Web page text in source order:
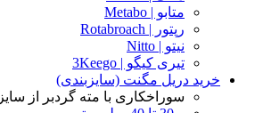
متابو | Metabo
رپتور | Rotabroach
نیتو | Nitto
تیری کیگو | 3Keego
خرید دریل مگنت (سایزبندی)
سوراخکاری با مته گردبر از سایز